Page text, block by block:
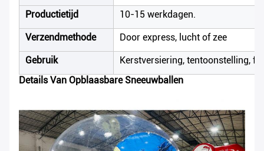
Productietijd 10-15 werkdagen.
Verzendmethode Door express, lucht of zee
Gebruik
Kerstversiering, tentoonstelling,
Details Van Opblaasbare Sneeuwballen